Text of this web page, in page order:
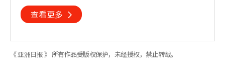
查看更多
《 亚洲日报 》 所有作品受版权保护，未经授权，禁止转载。